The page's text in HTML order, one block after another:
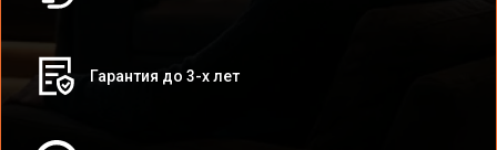
Гарантия до 3-х лет